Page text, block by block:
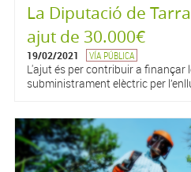
La Diputació de
ajut de 30.000€
19/02/2021 VÍA PÚBLICA
L'ajut és per contribuir a finançar
subministrament elèctric per